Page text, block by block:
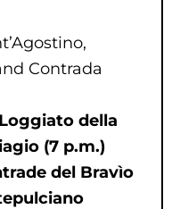
Contrada
Loggiato della
(7 p.m.)
del Bravìo